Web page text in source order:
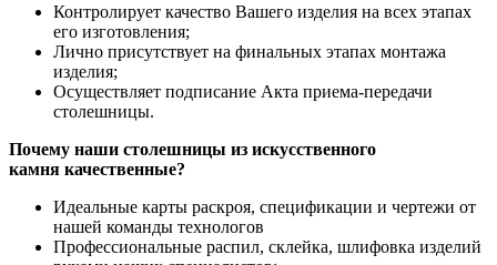
Контролирует качество Вашего изделия на всех этапах
его изготовления;
Лично присутствует на финальных этапах монтажа
изделия;
Осуществляет подписание Акта приема-передачи
столешницы.
Почему наши столешницы из искусственного
камня качественные?
Идеальные карты раскроя, спецификации и чертежи от
нашей команды технологов
Профессиональные распил, склейка, шлифовка изделий